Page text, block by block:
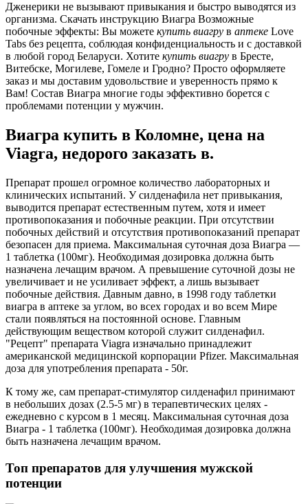
Дженерики не вызывают привыкания и быстро выводятся из
организма. Скачать инструкцию Виагра Возможные
побочные эффекты: Вы можете купить виагру в аптеке Love
Tabs без рецепта, соблюдая конфиденциальность и с доставкой
в любой город Беларуси. Хотите купить виагру в Бресте,
Витебске, Могилеве, Гомеле и Гродно? Просто оформляете
заказ и мы доставим удовольствие и уверенность прямо к
Вам! Состав Виагра многие годы эффективно борется с
проблемами потенции у мужчин.
Виагра купить в Коломне, цена на
Viagra, недорого заказать в.
Препарат прошел огромное количество лабораторных и
клинических испытаний. У силденафила нет привыкания,
выводится препарат естественным путем, хотя и имеет
противопоказания и побочные реакции. При отсутствии
побочных действий и отсутствия противопоказаний препарат
безопасен для приема. Максимальная суточная доза Виагра —
1 таблетка (100мг). Необходимая дозировка должна быть
назначена лечащим врачом. А превышение суточной дозы не
увеличивает и не усиливает эффект, а лишь вызывает
побочные действия. Давным давно, в 1998 году таблетки
виагра в аптеке за углом, во всех городах и во всем Мире
стали появляться на постоянной основе. Главным
действующим веществом которой служит силденафил.
"Рецепт" препарата Viagra изначально принадлежит
американской медицинской корпорации Pfizer. Максимальная
доза для употребления препарата - 50г.
К тому же, сам препарат-стимулятор силденафил принимают
в небольших дозах (2.5-5 мг) в терапевтических целях -
ежедневно с курсом в 1 месяц. Максимальная суточная доза
Виагра - 1 таблетка (100мг). Необходимая дозировка должна
быть назначена лечащим врачом.
Топ препаратов для улучшения мужской
потенции